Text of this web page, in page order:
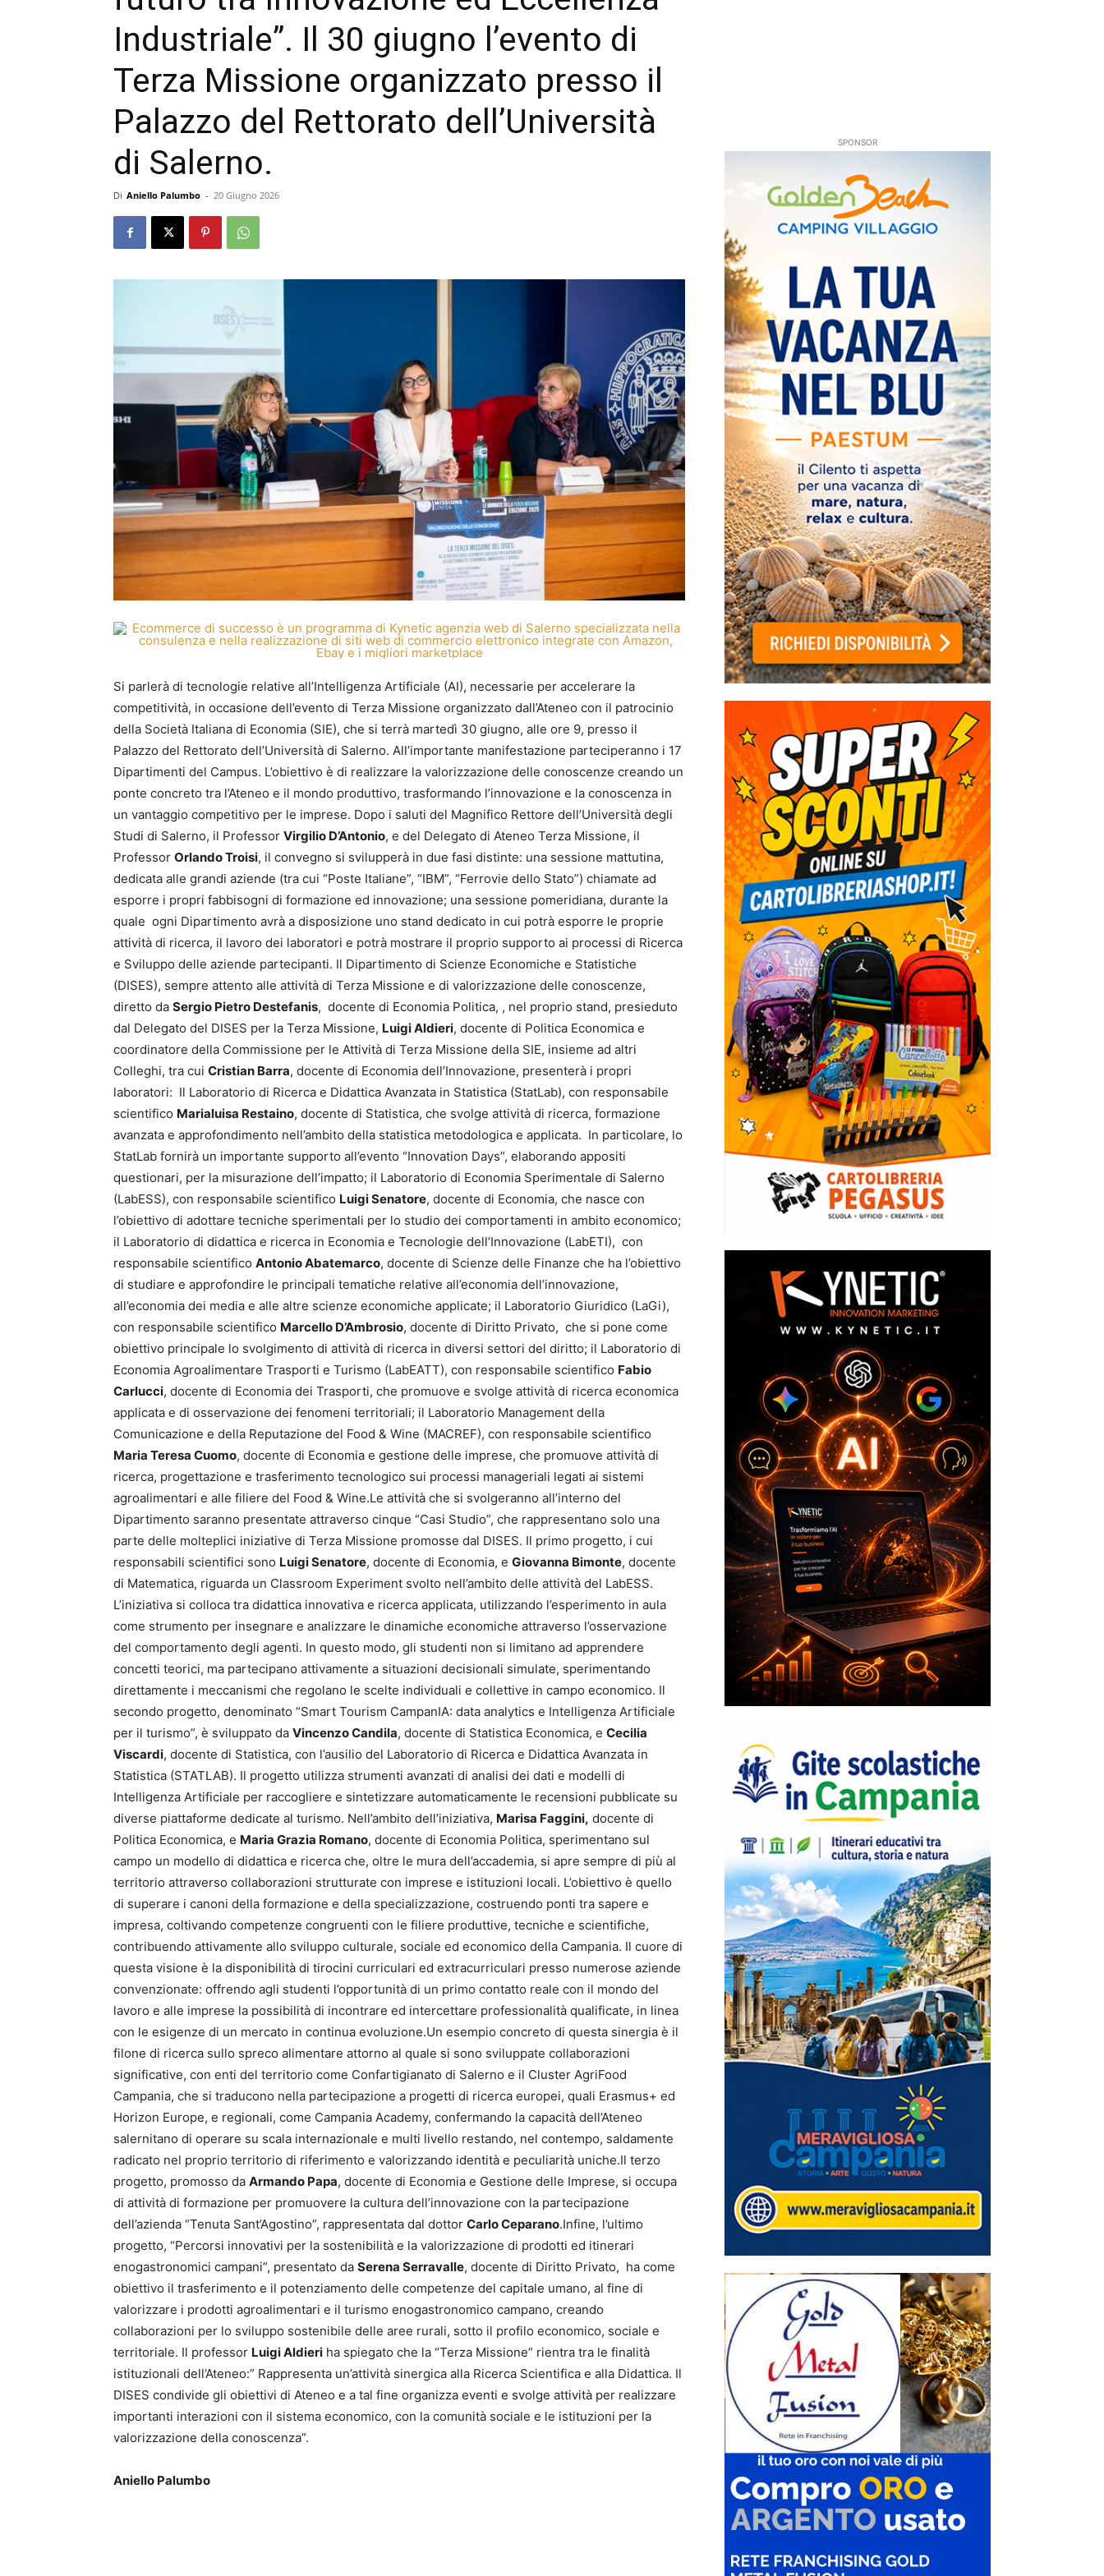
Industriale”. Il 30 giugno l’evento di
Terza Missione organizzato presso il
Palazzo del Rettorato dell’Università
di Salerno.
Di Aniello Palumbo - 20 Giugno 2026
Si parlerà di tecnologie relative all’Intelligenza Artificiale (AI), necessarie per accelerare la
competitività, in occasione dell’evento di Terza Missione organizzato dall’Ateneo con il patrocinio
della Società Italiana di Economia (SIE), che si terrà martedì 30 giugno, alle ore 9, presso il
Palazzo del Rettorato dell’Università di Salerno. All’importante manifestazione parteciperanno i 17
Dipartimenti del Campus. L’obiettivo è di realizzare la valorizzazione delle conoscenze creando un
ponte concreto tra l’Ateneo e il mondo produttivo, trasformando l’innovazione e la conoscenza in
un vantaggio competitivo per le imprese. Dopo i saluti del Magnifico Rettore dell’Università degli
Studi di Salerno, il Professor Virgilio D’Antonio, e del Delegato di Ateneo Terza Missione, il
Professor Orlando Troisi, il convegno si svilupperà in due fasi distinte: una sessione mattutina,
dedicata alle grandi aziende (tra cui “Poste Italiane”, “IBM”, “Ferrovie dello Stato”) chiamate ad
esporre i propri fabbisogni di formazione ed innovazione; una sessione pomeridiana, durante la
quale ogni Dipartimento avrà a disposizione uno stand dedicato in cui potrà esporre le proprie
attività di ricerca, il lavoro dei laboratori e potrà mostrare il proprio supporto ai processi di Ricerca
e Sviluppo delle aziende partecipanti. Il Dipartimento di Scienze Economiche e Statistiche
(DISES), sempre attento alle attività di Terza Missione e di valorizzazione delle conoscenze,
diretto da Sergio Pietro Destefanis, docente di Economia Politica, , nel proprio stand, presieduto
dal Delegato del DISES per la Terza Missione, Luigi Aldieri, docente di Politica Economica e
coordinatore della Commissione per le Attività di Terza Missione della SIE, insieme ad altri
Colleghi, tra cui Cristian Barra, docente di Economia dell’Innovazione, presenterà i propri
laboratori: Il Laboratorio di Ricerca e Didattica Avanzata in Statistica (StatLab), con responsabile
scientifico Marialuisa Restaino, docente di Statistica, che svolge attività di ricerca, formazione
avanzata e approfondimento nell’ambito della statistica metodologica e applicata. In particolare, lo
StatLab fornirà un importante supporto all’evento “Innovation Days”, elaborando appositi
questionari, per la misurazione dell’impatto; il Laboratorio di Economia Sperimentale di Salerno
(LabESS), con responsabile scientifico Luigi Senatore, docente di Economia, che nasce con
l’obiettivo di adottare tecniche sperimentali per lo studio dei comportamenti in ambito economico;
il Laboratorio di didattica e ricerca in Economia e Tecnologie dell’Innovazione (LabETI), con
responsabile scientifico Antonio Abatemarco, docente di Scienze delle Finanze che ha l’obiettivo
di studiare e approfondire le principali tematiche relative all’economia dell’innovazione,
all’economia dei media e alle altre scienze economiche applicate; il Laboratorio Giuridico (LaGi),
con responsabile scientifico Marcello D’Ambrosio, docente di Diritto Privato, che si pone come
obiettivo principale lo svolgimento di attività di ricerca in diversi settori del diritto; il Laboratorio di
Economia Agroalimentare Trasporti e Turismo (LabEATT), con responsabile scientifico Fabio
Carlucci, docente di Economia dei Trasporti, che promuove e svolge attività di ricerca economica
applicata e di osservazione dei fenomeni territoriali; il Laboratorio Management della
Comunicazione e della Reputazione del Food & Wine (MACREF), con responsabile scientifico
Maria Teresa Cuomo, docente di Economia e gestione delle imprese, che promuove attività di
ricerca, progettazione e trasferimento tecnologico sui processi manageriali legati ai sistemi
agroalimentari e alle filiere del Food & Wine.Le attività che si svolgeranno all’interno del
Dipartimento saranno presentate attraverso cinque “Casi Studio”, che rappresentano solo una
parte delle molteplici iniziative di Terza Missione promosse dal DISES. Il primo progetto, i cui
responsabili scientifici sono Luigi Senatore, docente di Economia, e Giovanna Bimonte, docente
di Matematica, riguarda un Classroom Experiment svolto nell’ambito delle attività del LabESS.
L’iniziativa si colloca tra didattica innovativa e ricerca applicata, utilizzando l’esperimento in aula
come strumento per insegnare e analizzare le dinamiche economiche attraverso l’osservazione
del comportamento degli agenti. In questo modo, gli studenti non si limitano ad apprendere
concetti teorici, ma partecipano attivamente a situazioni decisionali simulate, sperimentando
direttamente i meccanismi che regolano le scelte individuali e collettive in campo economico. Il
secondo progetto, denominato “Smart Tourism CampanIA: data analytics e Intelligenza Artificiale
per il turismo”, è sviluppato da Vincenzo Candila, docente di Statistica Economica, e Cecilia
Viscardi, docente di Statistica, con l’ausilio del Laboratorio di Ricerca e Didattica Avanzata in
Statistica (STATLAB). Il progetto utilizza strumenti avanzati di analisi dei dati e modelli di
Intelligenza Artificiale per raccogliere e sintetizzare automaticamente le recensioni pubblicate su
diverse piattaforme dedicate al turismo. Nell’ambito dell’iniziativa, Marisa Faggini, docente di
Politica Economica, e Maria Grazia Romano, docente di Economia Politica, sperimentano sul
campo un modello di didattica e ricerca che, oltre le mura dell’accademia, si apre sempre di più al
territorio attraverso collaborazioni strutturate con imprese e istituzioni locali. L’obiettivo è quello
di superare i canoni della formazione e della specializzazione, costruendo ponti tra sapere e
impresa, coltivando competenze congruenti con le filiere produttive, tecniche e scientifiche,
contribuendo attivamente allo sviluppo culturale, sociale ed economico della Campania. Il cuore di
questa visione è la disponibilità di tirocini curriculari ed extracurriculari presso numerose aziende
convenzionate: offrendo agli studenti l’opportunità di un primo contatto reale con il mondo del
lavoro e alle imprese la possibilità di incontrare ed intercettare professionalità qualificate, in linea
con le esigenze di un mercato in continua evoluzione.Un esempio concreto di questa sinergia è il
filone di ricerca sullo spreco alimentare attorno al quale si sono sviluppate collaborazioni
significative, con enti del territorio come Confartigianato di Salerno e il Cluster AgriFood
Campania, che si traducono nella partecipazione a progetti di ricerca europei, quali Erasmus+ ed
Horizon Europe, e regionali, come Campania Academy, confermando la capacità dell’Ateneo
salernitano di operare su scala internazionale e multi livello restando, nel contempo, saldamente
radicato nel proprio territorio di riferimento e valorizzando identità e peculiarità uniche.Il terzo
progetto, promosso da Armando Papa, docente di Economia e Gestione delle Imprese, si occupa
di attività di formazione per promuovere la cultura dell’innovazione con la partecipazione
dell’azienda “Tenuta Sant’Agostino”, rappresentata dal dottor Carlo Ceparano.Infine, l’ultimo
progetto, “Percorsi innovativi per la sostenibilità e la valorizzazione di prodotti ed itinerari
enogastronomici campani”, presentato da Serena Serravalle, docente di Diritto Privato, ha come
obiettivo il trasferimento e il potenziamento delle competenze del capitale umano, al fine di
valorizzare i prodotti agroalimentari e il turismo enogastronomico campano, creando
collaborazioni per lo sviluppo sostenibile delle aree rurali, sotto il profilo economico, sociale e
territoriale. Il professor Luigi Aldieri ha spiegato che la “Terza Missione” rientra tra le finalità
istituzionali dell’Ateneo:” Rappresenta un’attività sinergica alla Ricerca Scientifica e alla Didattica. Il
DISES condivide gli obiettivi di Ateneo e a tal fine organizza eventi e svolge attività per realizzare
importanti interazioni con il sistema economico, con la comunità sociale e le istituzioni per la
valorizzazione della conoscenza”.
Aniello Palumbo
SPONSOR